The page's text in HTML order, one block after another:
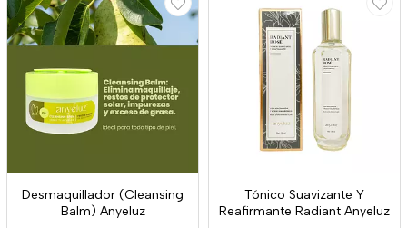
Desmaquillador (Cleansing
Balm) Anyeluz
Tónico Suavizante Y
Reafirmante Radiant Anyeluz